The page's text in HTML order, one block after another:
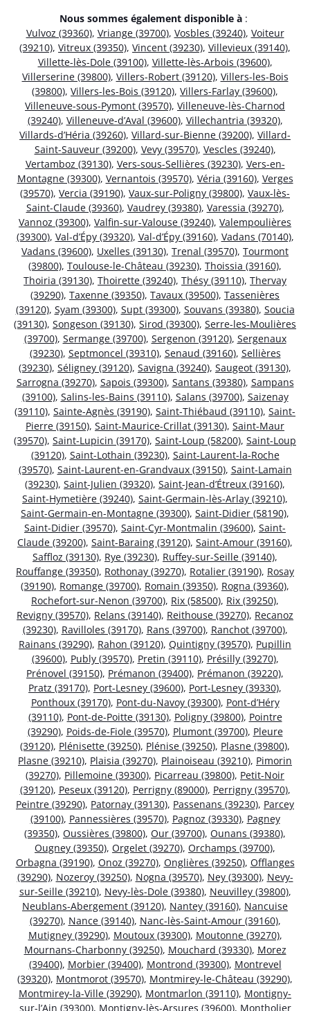
Nous sommes également disponible à :
Vulvoz (39360), Vriange (39700), Vosbles (39240), Voiteur
(39210), Vitreux (39350), Vincent (39230), Villevieux (39140),
Villette-lès-Dole (39100), Villette-lès-Arbois (39600),
Villerserine (39800), Villers-Robert (39120), Villers-les-Bois
(39800), Villers-les-Bois (39120), Villers-Farlay (39600),
Villeneuve-sous-Pymont (39570), Villeneuve-lès-Charnod
(39240), Villeneuve-d’Aval (39600), Villechantria (39320),
Villards-d’Héria (39260), Villard-sur-Bienne (39200), Villard-
Saint-Sauveur (39200), Vevy (39570), Vescles (39240),
Vertamboz (39130), Vers-sous-Sellières (39230), Vers-en-
Montagne (39300), Vernantois (39570), Véria (39160), Verges
(39570), Vercia (39190), Vaux-sur-Poligny (39800), Vaux-lès-
Saint-Claude (39360), Vaudrey (39380), Varessia (39270),
Vannoz (39300), Valfin-sur-Valouse (39240), Valempoulières
(39300), Val-d’Épy (39320), Val-d’Épy (39160), Vadans (70140),
Vadans (39600), Uxelles (39130), Trenal (39570), Tourmont
(39800), Toulouse-le-Château (39230), Thoissia (39160),
Thoiria (39130), Thoirette (39240), Thésy (39110), Thervay
(39290), Taxenne (39350), Tavaux (39500), Tassenières
(39120), Syam (39300), Supt (39300), Souvans (39380), Soucia
(39130), Songeson (39130), Sirod (39300), Serre-les-Moulières
(39700), Sermange (39700), Sergenon (39120), Sergenaux
(39230), Septmoncel (39310), Senaud (39160), Sellières
(39230), Séligney (39120), Savigna (39240), Saugeot (39130),
Sarrogna (39270), Sapois (39300), Santans (39380), Sampans
(39100), Salins-les-Bains (39110), Salans (39700), Saizenay
(39110), Sainte-Agnès (39190), Saint-Thiébaud (39110), Saint-
Pierre (39150), Saint-Maurice-Crillat (39130), Saint-Maur
(39570), Saint-Lupicin (39170), Saint-Loup (58200), Saint-Loup
(39120), Saint-Lothain (39230), Saint-Laurent-la-Roche
(39570), Saint-Laurent-en-Grandvaux (39150), Saint-Lamain
(39230), Saint-Julien (39320), Saint-Jean-d’Étreux (39160),
Saint-Hymetière (39240), Saint-Germain-lès-Arlay (39210),
Saint-Germain-en-Montagne (39300), Saint-Didier (58190),
Saint-Didier (39570), Saint-Cyr-Montmalin (39600), Saint-
Claude (39200), Saint-Baraing (39120), Saint-Amour (39160),
Saffloz (39130), Rye (39230), Ruffey-sur-Seille (39140),
Rouffange (39350), Rothonay (39270), Rotalier (39190), Rosay
(39190), Romange (39700), Romain (39350), Rogna (39360),
Rochefort-sur-Nenon (39700), Rix (58500), Rix (39250),
Revigny (39570), Relans (39140), Reithouse (39270), Recanoz
(39230), Ravilloles (39170), Rans (39700), Ranchot (39700),
Rainans (39290), Rahon (39120), Quintigny (39570), Pupillin
(39600), Publy (39570), Pretin (39110), Présilly (39270),
Prénovel (39150), Prémanon (39400), Prémanon (39220),
Pratz (39170), Port-Lesney (39600), Port-Lesney (39330),
Ponthoux (39170), Pont-du-Navoy (39300), Pont-d’Héry
(39110), Pont-de-Poitte (39130), Poligny (39800), Pointre
(39290), Poids-de-Fiole (39570), Plumont (39700), Pleure
(39120), Plénisette (39250), Plénise (39250), Plasne (39800),
Plasne (39210), Plaisia (39270), Plainoiseau (39210), Pimorin
(39270), Pillemoine (39300), Picarreau (39800), Petit-Noir
(39120), Peseux (39120), Perrigny (89000), Perrigny (39570),
Peintre (39290), Patornay (39130), Passenans (39230), Parcey
(39100), Pannessières (39570), Pagnoz (39330), Pagney
(39350), Oussières (39800), Our (39700), Ounans (39380),
Ougney (39350), Orgelet (39270), Orchamps (39700),
Orbagna (39190), Onoz (39270), Onglières (39250), Offlanges
(39290), Nozeroy (39250), Nogna (39570), Ney (39300), Nevy-
sur-Seille (39210), Nevy-lès-Dole (39380), Neuvilley (39800),
Neublans-Abergement (39120), Nantey (39160), Nancuise
(39270), Nance (39140), Nanc-lès-Saint-Amour (39160),
Mutigney (39290), Moutoux (39300), Moutonne (39270),
Mournans-Charbonny (39250), Mouchard (39330), Morez
(39400), Morbier (39400), Montrond (39300), Montrevel
(39320), Montmorot (39570), Montmirey-le-Château (39290),
Montmirey-la-Ville (39290), Montmarlon (39110), Montigny-
sur-l’Ain (39300), Montigny-lès-Arsures (39600), Montholier